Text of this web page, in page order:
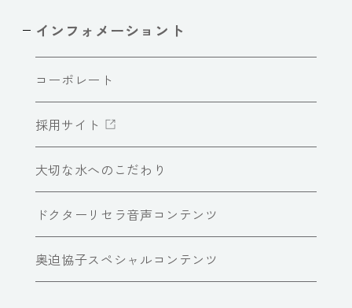
インフォメーショント
コーポレート
採用サイト
大切な水へのこだわり
ドクターリセラ音声コンテンツ
奥迫協子スペシャルコンテンツ